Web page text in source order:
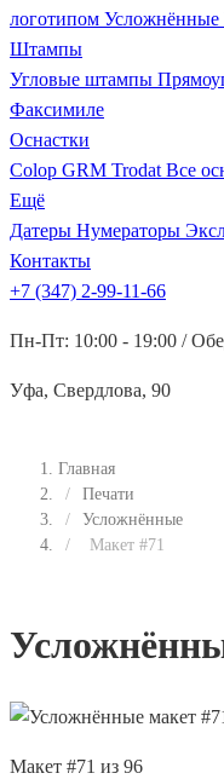
логотипом Усложнённые
Штампы
Угловые штампы
Факсимиле
Оснастки
Colop GRM Trodat Все
Ещё
Датеры Нумераторы
Контакты
+7 (347) 2-99-11-66
Пн-Пт: 10:00 - 19:00 /
Уфа, Свердлова, 90
Главная
/
Печати
/
Усложнённые
/
Макет #71
Макет #71 из 96